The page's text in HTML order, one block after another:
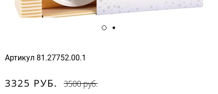
Артикул 81.27752.00.1
3325 РУБ. 3500 руб.